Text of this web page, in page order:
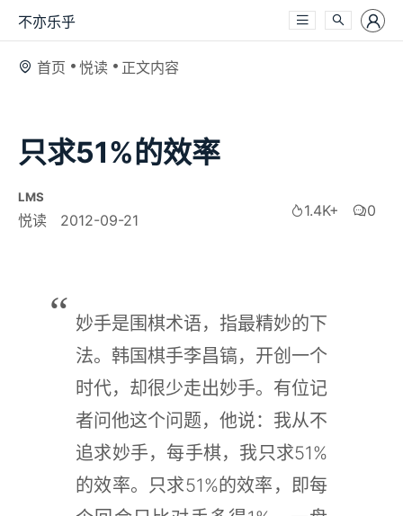
不亦乐乎
首页 悦读 正文内容
只求51%的效率
LMS
悦读 2012-09-21
1.4K+ 0
妙手是围棋术语，指最精妙的下
法。韩国棋手李昌镐，开创一个
时代，却很少走出妙手。有位记
者问他这个问题，他说：我从不
追求妙手，每手棋，我只求51%
的效率。只求51%的效率，即每